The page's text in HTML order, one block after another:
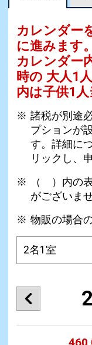
カレンダー
に進みます。
カレンダー
時の 大人1
内は子供1人
諸税が別途
プションが
す。詳細に
リックし、
（ ）内の
がございませ
物販の場合